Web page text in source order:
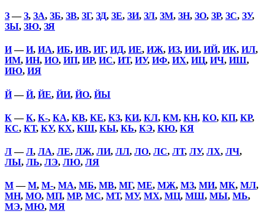
З—З, ЗА, ЗБ, ЗВ, ЗГ, ЗД, ЗЕ, ЗИ, ЗЛ, ЗМ, ЗН, ЗО, ЗР, ЗС, ЗУ,
ЗЫ, ЗЮ, ЗЯ
И—И, ИА, ИБ, ИВ, ИГ, ИД, ИЕ, ИЖ, ИЗ, ИИ, ИЙ, ИК, ИЛ,
ИМ, ИН, ИО, ИП, ИР, ИС, ИТ, ИУ, ИФ, ИХ, ИЦ, ИЧ, ИШ,
ИЮ, ИЯ
Й—Й, ЙЕ, ЙИ, ЙО, ЙЫ
К—К, К-, КА, КВ, КЕ, КЗ, КИ, КЛ, КМ, КН, КО, КП, КР,
КС, КТ, КУ, КХ, КШ, КЫ, КЬ, КЭ, КЮ, КЯ
Л—Л, ЛА, ЛЕ, ЛЖ, ЛИ, ЛЛ, ЛО, ЛС, ЛТ, ЛУ, ЛХ, ЛЧ,
ЛЫ, ЛЬ, ЛЭ, ЛЮ, ЛЯ
М—М, М-, МА, МБ, МВ, МГ, МЕ, МЖ, МЗ, МИ, МК, МЛ,
МН, МО, МП, МР, МС, МТ, МУ, МХ, МЦ, МШ, МЫ, МЬ,
МЭ, МЮ, МЯ